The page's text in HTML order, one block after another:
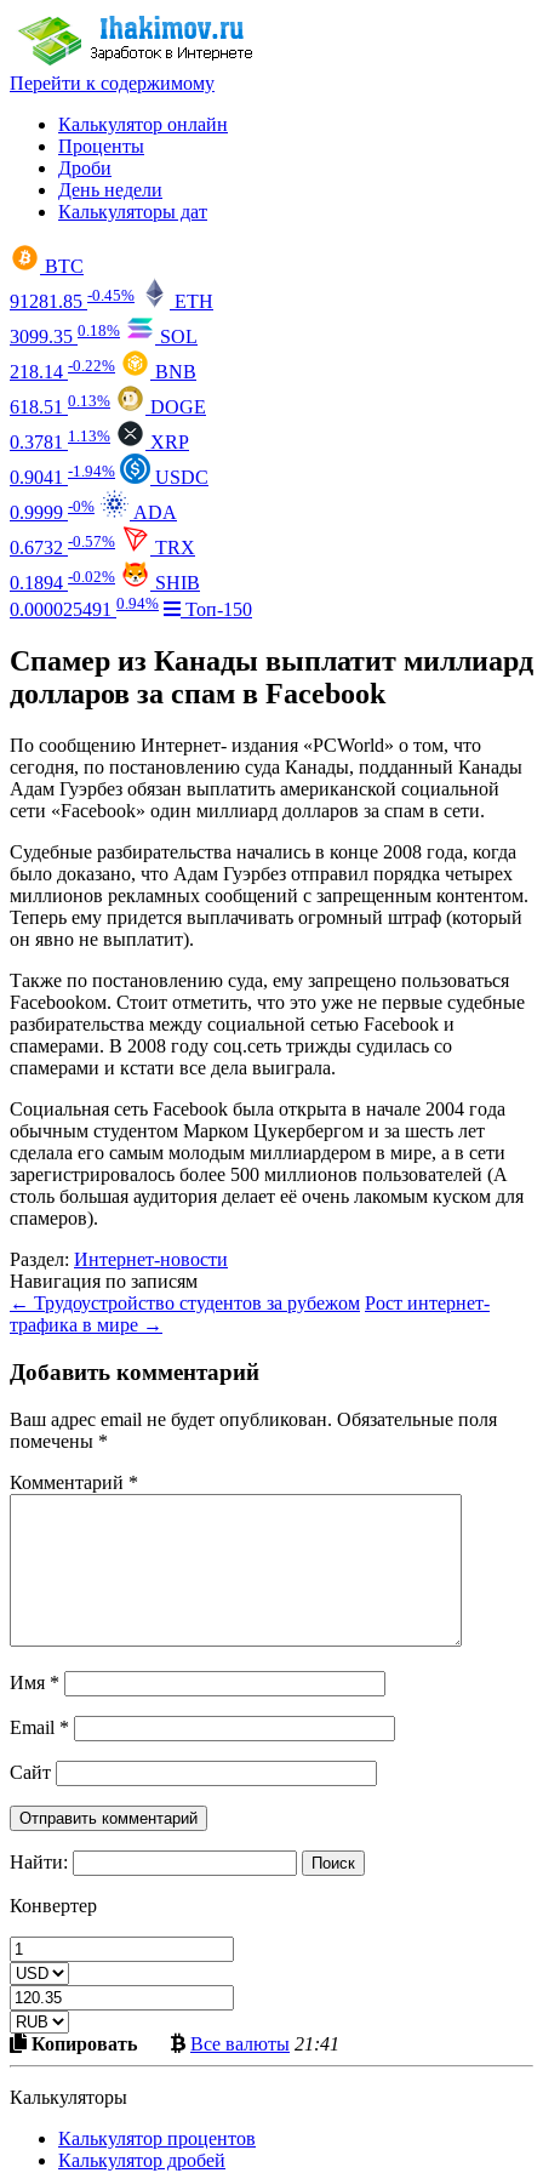
Перейти к содержимому
Калькулятор онлайн
Проценты
Дроби
День недели
Калькуляторы дат
BTC
91281.85 -0.45%
ETH
3099.35 0.18%
SOL
218.14 -0.22%
BNB
618.51 0.13%
DOGE
0.3781 1.13%
XRP
0.9041 -1.94%
USDC
0.9999 -0%
ADA
0.6732 -0.57%
TRX
0.1894 -0.02%
SHIB
0.000025491 0.94% Топ-150
Спамер из Канады выплатит миллиард
долларов за спам в Facebook
По сообщению Интернет- издания «PCWorld» о том, что
сегодня, по постановлению суда Канады, подданный Канады
Адам Гуэрбез обязан выплатить американской социальной
сети «Facebook» один миллиард долларов за спам в сети.
Судебные разбирательства начались в конце 2008 года, когда
было доказано, что Адам Гуэрбез отправил порядка четырех
миллионов рекламных сообщений с запрещенным контентом.
Теперь ему придется выплачивать огромный штраф (который
он явно не выплатит).
Также по постановлению суда, ему запрещено пользоваться
Facebookом. Стоит отметить, что это уже не первые судебные
разбирательства между социальной сетью Facebook и
спамерами. В 2008 году соц.сеть трижды судилась со
спамерами и кстати все дела выиграла.
Социальная сеть Facebook была открыта в начале 2004 года
обычным студентом Марком Цукербергом и за шесть лет
сделала его самым молодым миллиардером в мире, а в сети
зарегистрировалось более 500 миллионов пользователей (А
столь большая аудитория делает её очень лакомым куском для
спамеров).
Раздел: Интернет-новости
Навигация по записям
← Трудоустройство студентов за рубежом Рост интернет-
трафика в мире →
Добавить комментарий
Ваш адрес email не будет опубликован. Обязательные поля
помечены *
Комментарий *
Имя *
Email *
Сайт
Найти:
Конвертер
КопироватьСкопировать
в
Все валютыБольше
криптовалют
21:41
Калькуляторы
Калькулятор процентов
Калькулятор дробей